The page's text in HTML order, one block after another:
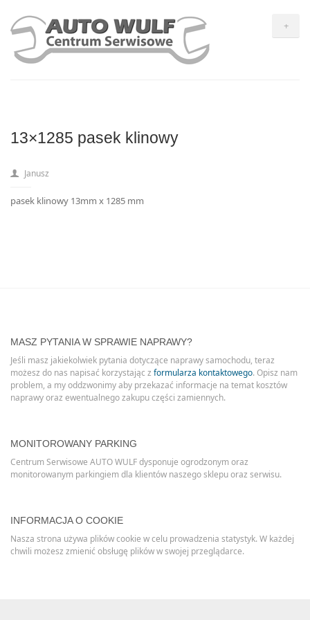
+
13×1285 pasek klinowy
Janusz
pasek klinowy 13mm x 1285 mm
MASZ PYTANIA W SPRAWIE NAPRAWY?
Jeśli masz jakiekolwiek pytania dotyczące naprawy samochodu, teraz
możesz do nas napisać korzystając z formularza kontaktowego. Opisz nam
problem, a my oddzwonimy aby przekazać informacje na temat kosztów
naprawy oraz ewentualnego zakupu części zamiennych.
MONITOROWANY PARKING
Centrum Serwisowe AUTO WULF dysponuje ogrodzonym oraz
monitorowanym parkingiem dla klientów naszego sklepu oraz serwisu.
INFORMACJA O COOKIE
Nasza strona używa plików cookie w celu prowadzenia statystyk. W każdej
chwili możesz zmienić obsługę plików w swojej przeglądarce.